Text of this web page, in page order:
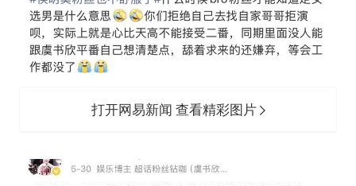
打开网易新闻 查看精彩图片